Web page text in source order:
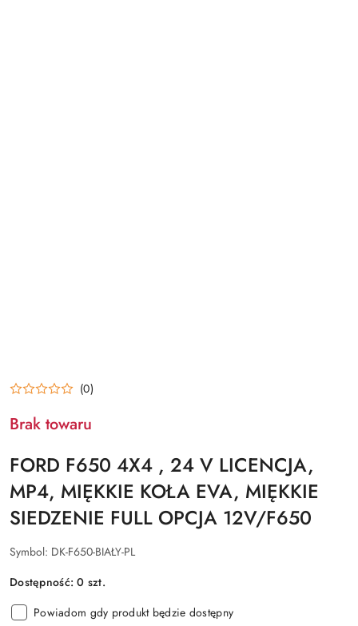
(0)
Brak towaru
FORD F650 4X4 , 24 V LICENCJA,
MP4, MIĘKKIE KOŁA EVA, MIĘKKIE
SIEDZENIE FULL OPCJA 12V/F650
Symbol: DK-F650-BIAŁY-PL
Dostępność:0 szt.
Powiadom gdy produkt będzie dostępny